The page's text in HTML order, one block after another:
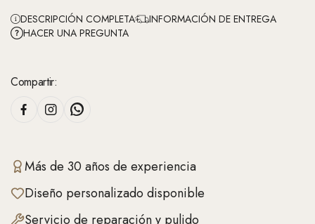
DESCRIPCIÓN COMPLETA
INFORMACIÓN DE ENTREGA
HACER UNA PREGUNTA
Compartir:
Más de 30 años de experiencia
Diseño personalizado disponible
Servicio de reparación y pulido